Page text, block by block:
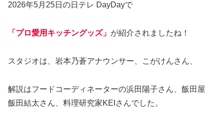
2026年5月25日の日テレ DayDayで
「プロ愛用キッチングッズ」 が紹介されましたね！
スタジオは、岩本乃蒼アナウンサー、こがけんさん、
解説はフードコーディネーターの浜田陽子さん、飯田屋
飯田結太さん、料理研究家KEIさんでした。